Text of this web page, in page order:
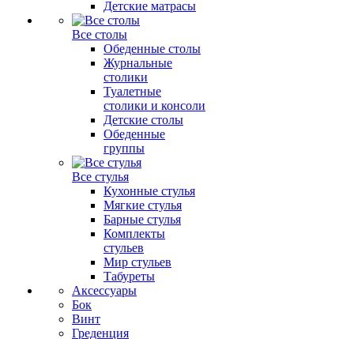
Детские матрасы
Все столы
Обеденные столы
Журнальные
столики
Туалетные
столики и консоли
Детские столы
Обеденные
группы
Все стулья
Кухонные стулья
Мягкие стулья
Барные стулья
Комплекты
стульев
Мир стульев
Табуреты
Аксессуары
Бок
Винт
Греденция